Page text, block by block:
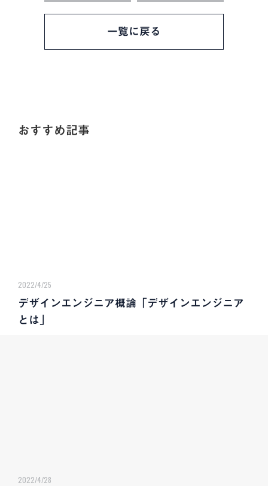
一覧に戻る
おすすめ記事
2022/4/25
デザインエンジニア概論「デザインエンジニア
とは」
2022/4/28